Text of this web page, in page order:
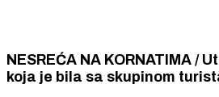
NESREĆA NA KORNATIMA /
koja je bila sa skupinom